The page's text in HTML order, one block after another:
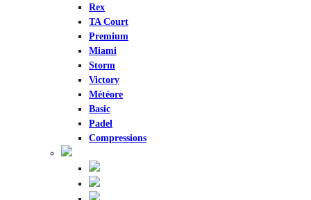
Rex
TA Court
Premium
Miami
Storm
Victory
Météore
Basic
Padel
Compressions